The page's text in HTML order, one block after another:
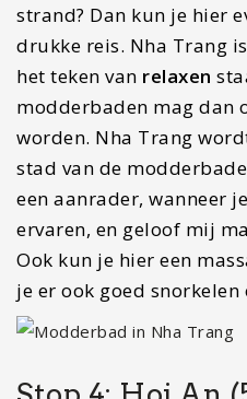
strand? Dan kun je hier
drukke reis. Nha Trang
het teken van relaxen
modderbaden mag dan
worden. Nha Trang
stad van de
een aanrader, wanneer
ervaren, en geloof mij
Ook kun je hier een
je er ook goed snorkelen